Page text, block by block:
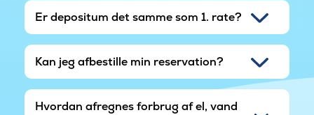
Er depositum det samme som 1. rate?
Kan jeg afbestille min reservation?
Hvordan afregnes forbrug af el, vand